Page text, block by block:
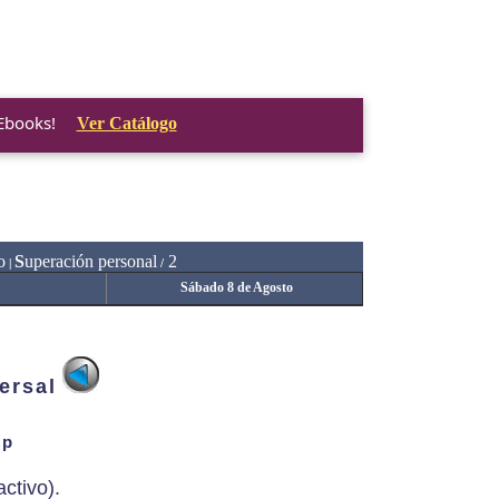
Ver Catálogo
| Superación personal / 2
Sábado 8 de Agosto